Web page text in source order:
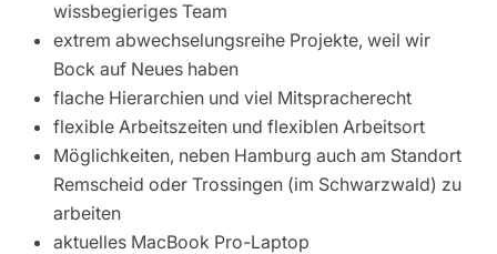
wissbegieriges Team
extrem abwechselungsreihe Projekte, weil wir
Bock auf Neues haben
flache Hierarchien und viel Mitspracherecht
flexible Arbeitszeiten und flexiblen Arbeitsort
Möglichkeiten, neben Hamburg auch am Standort
Remscheid oder Trossingen (im Schwarzwald) zu
arbeiten
aktuelles MacBook Pro-Laptop